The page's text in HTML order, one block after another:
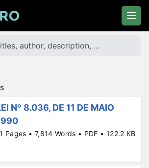
Nº 8.036, DE 11 DE MAIO
Pages • 7,814 Words • PDF • 122.2 KB